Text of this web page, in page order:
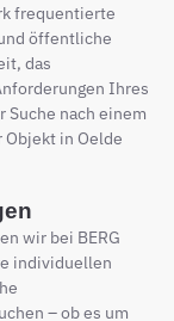
frequentierte
öffentliche
das
Ihres
Suche nach einem
in Oelde
wir bei BERG
individuellen
– ob es um